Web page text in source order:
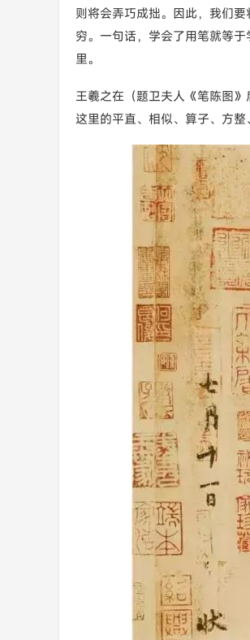
则将会弄巧成拙。因此，我们
穷。一句话，学会了用笔就等
里。
王羲之在（题卫夫人《笔陈图
这里的平直、相似、算子、方